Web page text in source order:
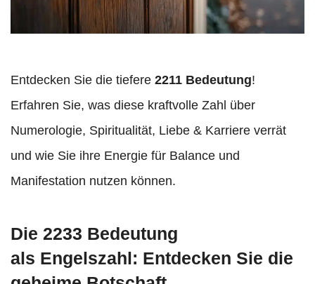
Entdecken Sie die tiefere 2211 Bedeutung!
Erfahren Sie, was diese kraftvolle Zahl über
Numerologie, Spiritualität, Liebe & Karriere verrät
und wie Sie ihre Energie für Balance und
Manifestation nutzen können.
Die 2233 Bedeutung
als Engelszahl: Entdecken Sie die